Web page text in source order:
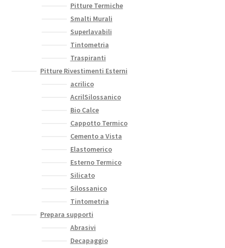
Pitture Termiche
Smalti Murali
Superlavabili
Tintometria
Traspiranti
Pitture Rivestimenti Esterni
acrilico
AcrilSilossanico
Bio Calce
Cappotto Termico
Cemento a Vista
Elastomerico
Esterno Termico
Silicato
Silossanico
Tintometria
Prepara supporti
Abrasivi
Decapaggio